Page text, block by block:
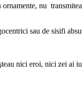
nu
sau de sisifi
nici eroi, nici zei ai